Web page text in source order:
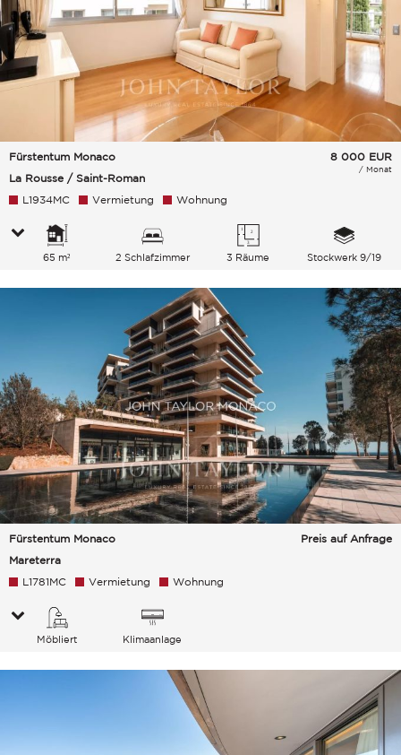
Fürstentum Monaco
La Rousse / Saint-Roman
8 000 EUR
/ Monat
L1934MC Vermietung Wohnung
65 m² 2 Schlafzimmer 3 Räume Stockwerk 9/19
Fürstentum Monaco
Mareterra
Preis auf Anfrage
L1781MC Vermietung Wohnung
Möbliert Klimaanlage